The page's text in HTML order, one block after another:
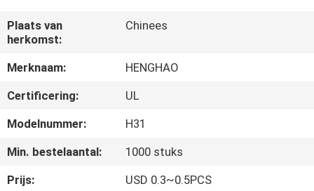
OVER
ONS
FABRIEKSREIS
KWALITEITSCONTROLE
Plaats van
herkomst:
Chinees
Merknaam:
HENGHAO
Certificering:
UL
Modelnummer:
H31
Min. bestelaantal:
1000 stuks
Prijs:
USD 0.3~0.5PCS